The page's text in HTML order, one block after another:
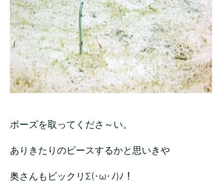
ポーズを取ってくださ～い。
ありきたりのピースするかと思いきや
奥さんもビックリΣ(･ω･ﾉ)ﾉ！